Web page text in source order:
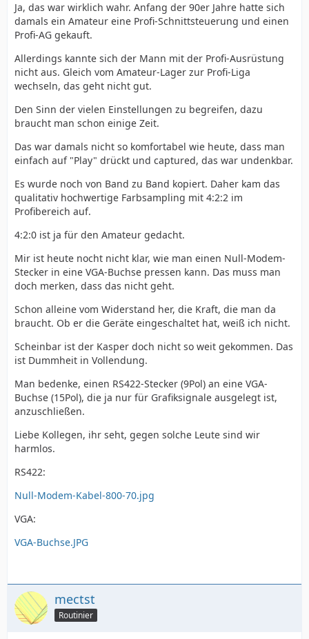
Ja, das war wirklich wahr. Anfang der 90er Jahre hatte sich
damals ein Amateur eine Profi-Schnittsteuerung und einen
Profi-AG gekauft.
Allerdings kannte sich der Mann mit der Profi-Ausrüstung
nicht aus. Gleich vom Amateur-Lager zur Profi-Liga
wechseln, das geht nicht gut.
Den Sinn der vielen Einstellungen zu begreifen, dazu
braucht man schon einige Zeit.
Das war damals nicht so komfortabel wie heute, dass man
einfach auf "Play" drückt und captured, das war undenkbar.
Es wurde noch von Band zu Band kopiert. Daher kam das
qualitativ hochwertige Farbsampling mit 4:2:2 im
Profibereich auf.
4:2:0 ist ja für den Amateur gedacht.
Mir ist heute nocht nicht klar, wie man einen Null-Modem-
Stecker in eine VGA-Buchse pressen kann. Das muss man
doch merken, dass das nicht geht.
Schon alleine vom Widerstand her, die Kraft, die man da
braucht. Ob er die Geräte eingeschaltet hat, weiß ich nicht.
Scheinbar ist der Kasper doch nicht so weit gekommen. Das
ist Dummheit in Vollendung.
Man bedenke, einen RS422-Stecker (9Pol) an eine VGA-
Buchse (15Pol), die ja nur für Grafiksignale ausgelegt ist,
anzuschließen.
Liebe Kollegen, ihr seht, gegen solche Leute sind wir
harmlos.
RS422:
Null-Modem-Kabel-800-70.jpg
VGA:
VGA-Buchse.JPG
mectst
Routinier